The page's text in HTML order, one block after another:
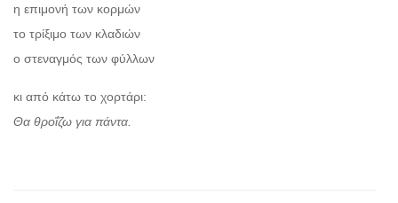
η επιμονή των κορμών
το τρίξιμο των κλαδιών
ο στεναγμός των φύλλων
κι από κάτω το χορτάρι:
Θα θροΐζω για πάντα.